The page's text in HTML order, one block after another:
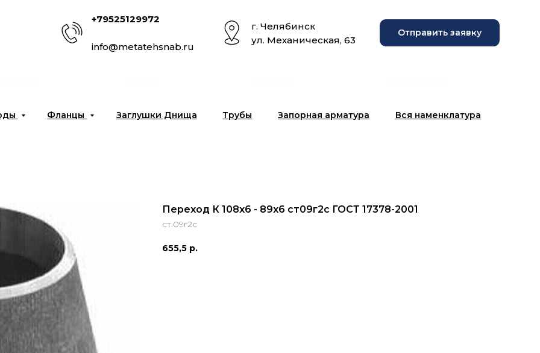
+79525129972
info@metatehsnab.ru
г. Челябинск
ул. Механическая, 63
Отправить заявку
Фланцы Заглушки Днища Трубы Запорная арматура Вся наменклатура
Переход К 108х6 - 89х6 ст09г2с ГОСТ 17378-2001
ст.09г2с
655,5 р.